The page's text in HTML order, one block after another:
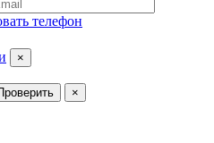
телефон
×
×